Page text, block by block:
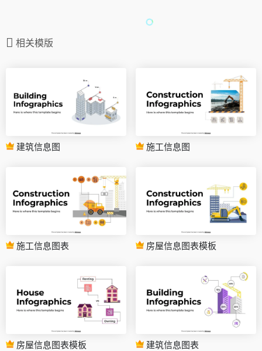
相关模版
建筑信息图 施工信息图
施工信息图表 房屋信息图表模板
房屋信息图表模板 建筑信息图表